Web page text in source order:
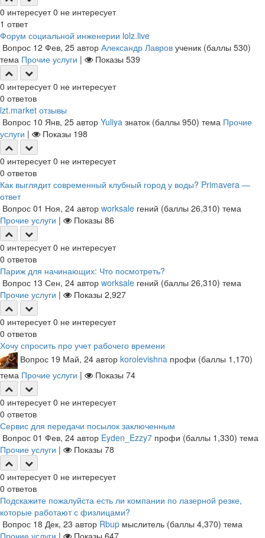
0 интересует 0 не интересует
1 ответ
Форум социальной инженерии lolz.live
Вопрос 12 Фев, 25 автор Александр Лавров ученик (баллы 530)
тема Прочие услуги | Показы 539
0 интересует 0 не интересует
0 ответов
lzt.market отзывы
Вопрос 10 Янв, 25 автор Yuliya знаток (баллы 950) тема Прочие
услуги | Показы 198
0 интересует 0 не интересует
0 ответов
Как выглядит современный клубный город у воды? Primavera —
ответ
Вопрос 01 Ноя, 24 автор worksale гений (баллы 26,310) тема
Прочие услуги | Показы 86
0 интересует 0 не интересует
0 ответов
Париж для начинающих: Что посмотреть?
Вопрос 13 Сен, 24 автор worksale гений (баллы 26,310) тема
Прочие услуги | Показы 2,927
0 интересует 0 не интересует
0 ответов
Хочу спросить про учет рабочего времени
Вопрос 19 Май, 24 автор korolevishna профи (баллы 1,170)
тема Прочие услуги | Показы 74
0 интересует 0 не интересует
0 ответов
Сервис для передачи посылок заключенным
Вопрос 01 Фев, 24 автор Eyden_Ezzy7 профи (баллы 1,330) тема
Прочие услуги | Показы 78
0 интересует 0 не интересует
0 ответов
Подскажите пожалуйста есть ли компании по лазерной резке,
которые работают с физлицами?
Вопрос 18 Дек, 23 автор Rbup мыслитель (баллы 4,370) тема
Прочие услуги | Показы 647